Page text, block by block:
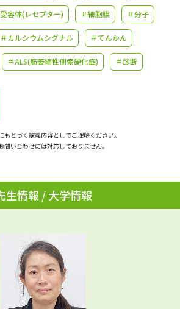
発見
講義」 学問分野解説
夢ナビライブ
大学進学IDについて
個人情報取扱規定
テレメール進学カタログ
訂正のご案内
容体(レセプター) ＃細胞膜 ＃分子
＃カルシウムシグナル ＃てんかん
＃ALS(筋萎縮性側索硬化症) ＃診断
とづく講義内容としてご理解ください。
い合わせには対応しておりません。
生情報 / 大学情報